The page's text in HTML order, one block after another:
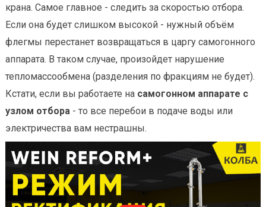
крана. Самое главное - следить за скоростью отбора.
Если она будет слишком высокой - нужный объём
флегмы перестанет возвращаться в царгу самогонного
аппарата. В таком случае, произойдет нарушение
тепломассообмена (разделения по фракциям не будет).
Кстати, если вы работаете на самогонном аппарате с
узлом отбора - то все перебои в подаче воды или
электричества вам нестрашны.